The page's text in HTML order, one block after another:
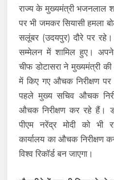
राज्य के मुख्यमंत्री भजनलाल
पर भी जमकर सियासी हमला
सलूंबर (उदयपुर) दौरे पर रहे।
सम्मेलन में शामिल हुए। अपने
चीफ डोटासरा ने मुख्यमंत्री
में किए गए औचक निरीक्षण
पहले मुख्य सचिव औचक
औचक निरीक्षण कर रहे हैं।
पीएम नरेंद्र मोदी को भी
कार्यालय का औचक निरीक्षण
विश्व रिकॉर्ड बन जाएगा।